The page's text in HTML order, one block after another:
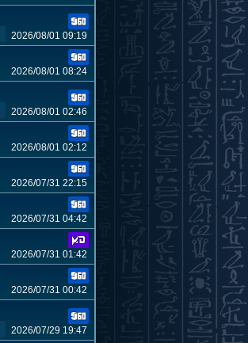
2026/08/01 09:19
2026/08/01 08:24
2026/08/01 02:46
2026/08/01 02:12
2026/07/31 22:15
2026/07/31 04:42
2026/07/31 01:42
2026/07/31 00:42
2026/07/29 19:47